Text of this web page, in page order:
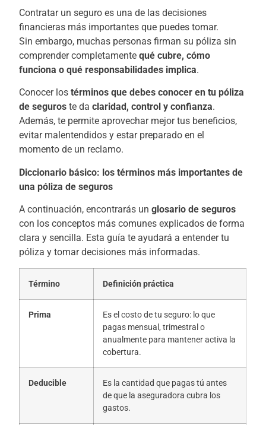
Contratar un seguro es una de las decisiones
financieras más importantes que puedes tomar.
Sin embargo, muchas personas firman su póliza sin
comprender completamentequé cubre, cómo
funciona o qué responsabilidades implica.
Conocer lostérminos que debes conocer en tu póliza
de seguros te daclaridad, control y confianza.
Además, te permite aprovechar mejor tus beneficios,
evitar malentendidos y estar preparado en el
momento de un reclamo.
Diccionario básico: los términos más importantes de
una póliza de seguros
A continuación, encontrarás unglosario de seguros
con los conceptos más comunes explicados de forma
clara y sencilla. Esta guía te ayudará a entender tu
póliza y tomar decisiones más informadas.
Término Definición práctica
Prima
Es el costo de tu seguro: lo que
pagas mensual, trimestral o
anualmente para mantener activa la
cobertura.
Deducible
Es la cantidad que pagas tú antes
de que la aseguradora cubra los
gastos.